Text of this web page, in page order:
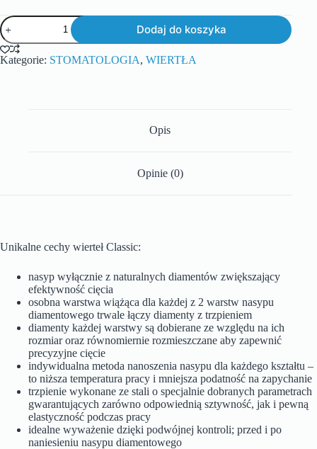
Dodaj do koszyka
Kategorie: STOMATOLOGIA, WIERTŁA
Opis
Opinie (0)
Unikalne cechy wierteł Classic:
nasyp wyłącznie z naturalnych diamentów zwiększający
efektywność cięcia
osobna warstwa wiążąca dla każdej z 2 warstw nasypu
diamentowego trwale łączy diamenty z trzpieniem
diamenty każdej warstwy są dobierane ze względu na ich
rozmiar oraz równomiernie rozmieszczane aby zapewnić
precyzyjne cięcie
indywidualna metoda nanoszenia nasypu dla każdego kształtu –
to niższa temperatura pracy i mniejsza podatność na zapychanie
trzpienie wykonane ze stali o specjalnie dobranych parametrach
gwarantujących zarówno odpowiednią sztywność, jak i pewną
elastyczność podczas pracy
idealne wyważenie dzięki podwójnej kontroli; przed i po
naniesieniu nasypu diamentowego